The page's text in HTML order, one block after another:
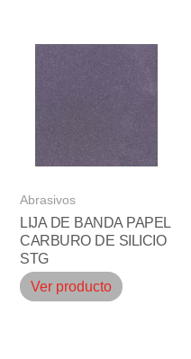
Abrasivos
LIJA DE BANDA PAPEL
CARBURO DE SILICIO
STG
Ver producto